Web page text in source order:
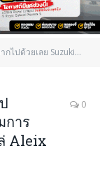
ย Suzuki จัดทริป Unseen in Thailand พร้อมชมการแข่งขันระดับ ARRC กระทบไหล่ Aleix Espagaro
าร
Aleix
0